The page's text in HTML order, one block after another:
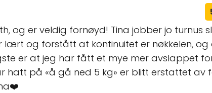
og er veldig fornøyd! Tina jobber jo turnus
lært og forstått at kontinuitet er nøkkelen,
er at jeg har fått et mye mer avslappet
hatt på «å gå ned 5 kg» er blitt erstattet av